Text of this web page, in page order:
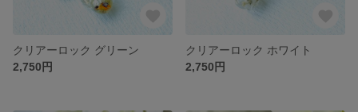
クリアーロック グリーン
2,750円
クリアーロック ホワイト
2,750円